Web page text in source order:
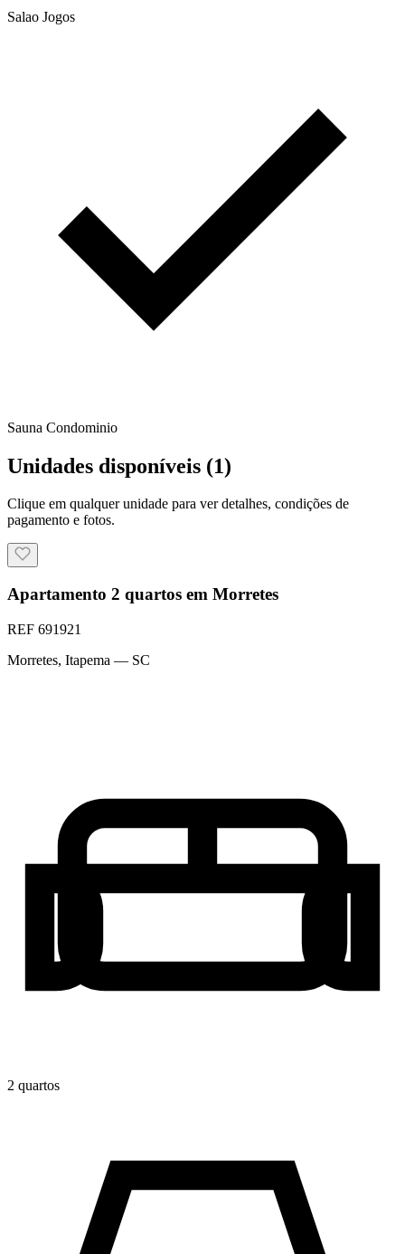
Salao Jogos
Sauna Condominio
Unidades disponíveis (1)
Clique em qualquer unidade para ver detalhes, condições de
pagamento e fotos.
Apartamento 2 quartos em Morretes
REF 691921
Morretes, Itapema — SC
2 quartos